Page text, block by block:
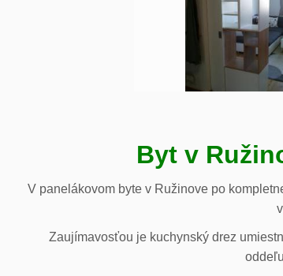
Byt v
V panelákovom byte v Ružinove po
Zaujímavosťou je kuchynský drez